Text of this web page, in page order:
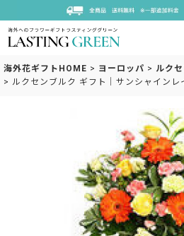
海外花ギフトHOME > ヨーロッパ > ルク
> ルクセンブルク ギフト｜サンシャインレ